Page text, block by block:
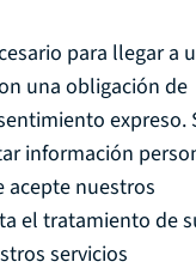
para llegar a
una obligación de
expreso.
información
acepte nuestros
el tratamiento de
servicios